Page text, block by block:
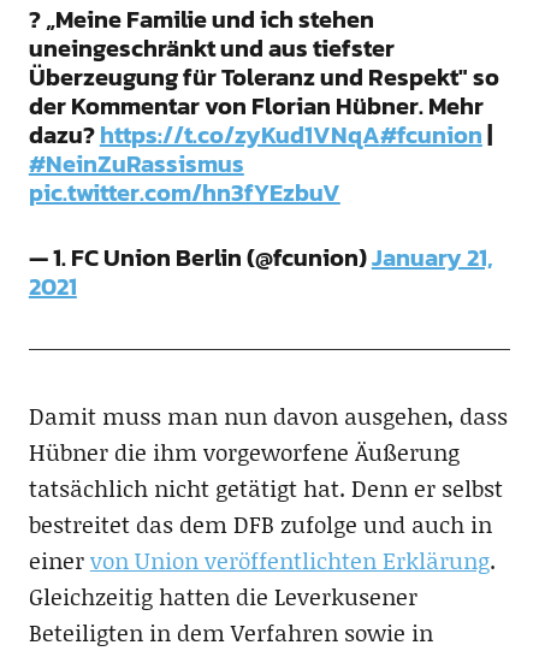
? „Meine Familie und ich stehen
uneingeschränkt und aus tiefster
Überzeugung für Toleranz und Respekt" so
der Kommentar von Florian Hübner. Mehr
dazu?https://t.co/zyKud1VNqA#fcunion|
#NeinZuRassismus
pic.twitter.com/hn3fYEzbuV
— 1. FC Union Berlin (@fcunion)January 21,
2021
Damit muss man nun davon ausgehen, dass
Hübner die ihm vorgeworfene Äußerung
tatsächlich nicht getätigt hat. Denn er selbst
bestreitet das dem DFB zufolge und auch in
einervon Union veröffentlichten Erklärung.
Gleichzeitig hatten die Leverkusener
Beteiligten in dem Verfahren sowie in